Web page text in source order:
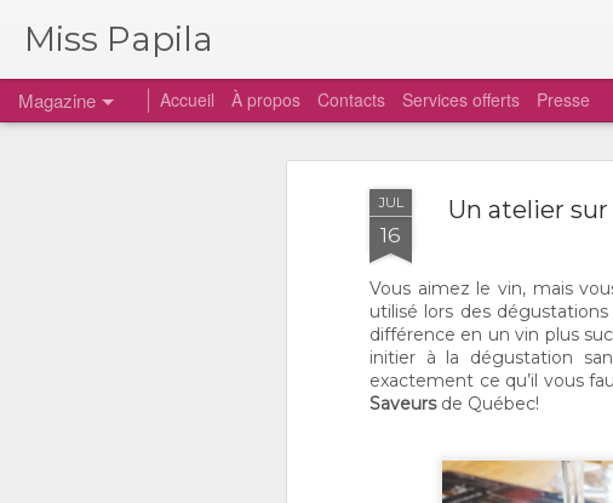
JUL
16
Un atelier
Vous aimez le vin, mais
utilisé lors des
différence en un vin plus
initier à la dégustation
exactement ce qu’il vous
Saveurs de Québec!
Miss Papila
Magazine Accueil À propos Contacts Services offerts Presse